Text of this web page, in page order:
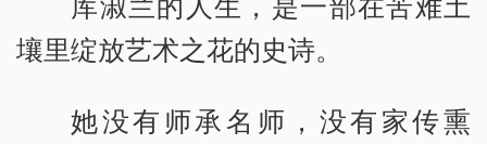
壤里绽放艺术之花的史诗。
她没有师承名师，没有家传熏